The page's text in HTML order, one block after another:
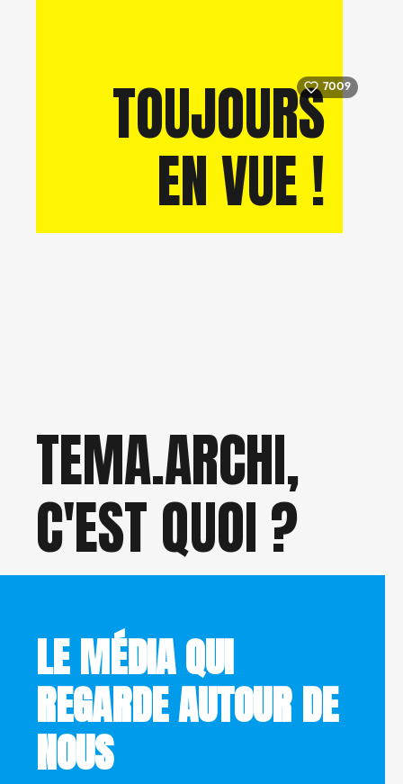
7009
TOUJOURS
EN VUE !
TEMA.ARCHI,
C'EST QUOI ?
LE MÉDIA QUI
REGARDE AUTOUR DE
NOUS